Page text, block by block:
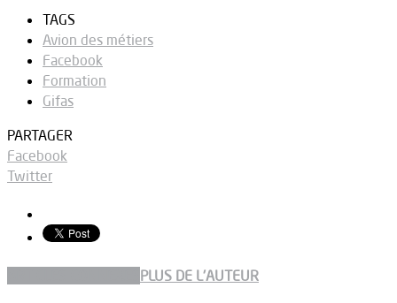
TAGS
Avion des métiers
Facebook
Formation
Gifas
PARTAGER
Facebook
Twitter
PLUS DE L'AUTEUR